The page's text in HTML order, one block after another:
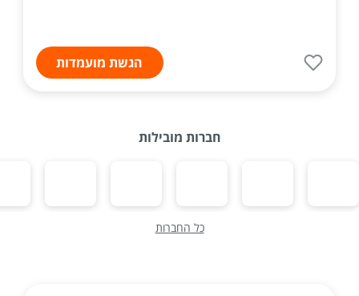
הגשת מועמדות
חברות מובילות
כל החברות